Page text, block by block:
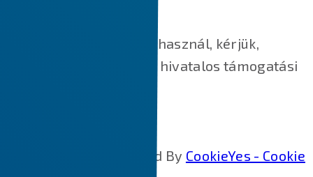
Ha más webböngészőt használ, kérjük,
keresse fel böngészője hivatalos támogatási
Cookie Policy Generated By CookieYes - Cookie